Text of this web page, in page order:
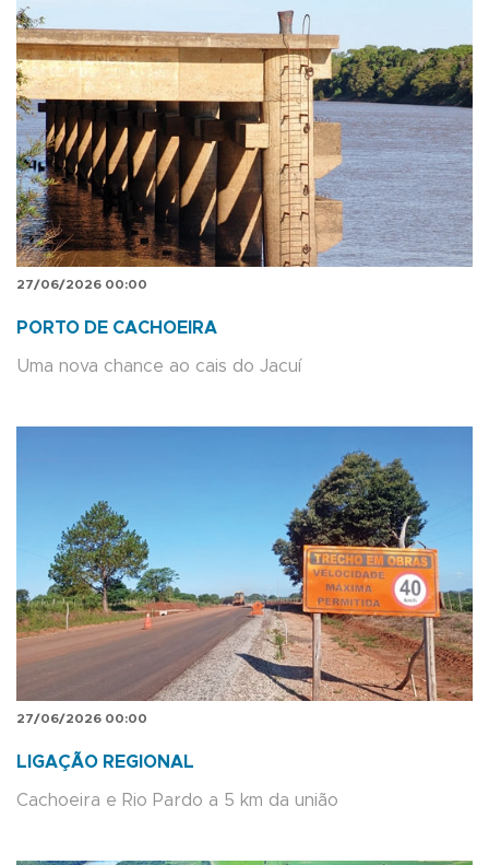
27/06/2026 00:00
PORTO DE CACHOEIRA
Uma nova chance ao cais do Jacuí
27/06/2026 00:00
LIGAÇÃO REGIONAL
Cachoeira e Rio Pardo a 5 km da união